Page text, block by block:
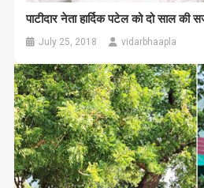
पाटीदार नेता हार्दिक पटेल को दो साल की
July 25, 2018 vidarbhaapla